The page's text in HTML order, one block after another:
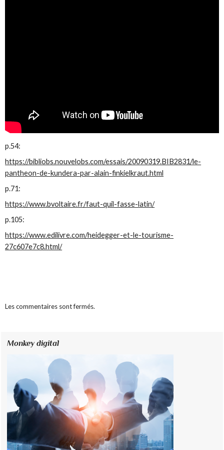
p.54:
https://bibliobs.nouvelobs.com/essais/20090319.BIB2831/le-
pantheon-de-kundera-par-alain-finkielkraut.html
p.71:
https://www.bvoltaire.fr/faut-quil-fasse-latin/
p.105:
https://www.edilivre.com/heidegger-et-le-tourisme-
27c607e7c8.html/
Les commentaires sont fermés.
Monkey digital